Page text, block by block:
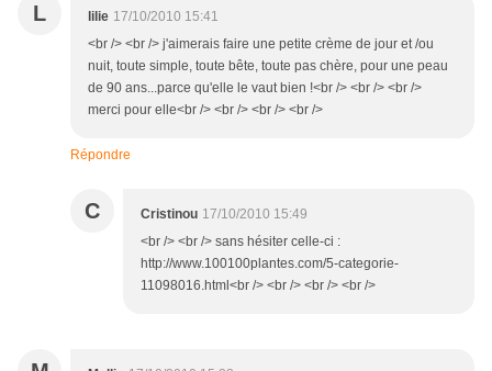
L lilie 17/10/2010 15:41
<br /> <br /> j'aimerais faire une petite crème de jour et /ou
nuit, toute simple, toute bête, toute pas chère, pour une peau
de 90 ans...parce qu'elle le vaut bien !<br /> <br /> <br />
merci pour elle<br /> <br /> <br /> <br />
Répondre
C Cristinou 17/10/2010 15:49
<br /> <br /> sans hésiter celle-ci :
http://www.100100plantes.com/5-categorie-
11098016.html<br /> <br /> <br /> <br />